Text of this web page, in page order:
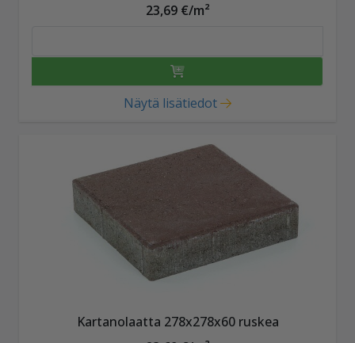
23,69 €/m²
Näytä lisätiedot
Kartanolaatta 278x278x60 ruskea